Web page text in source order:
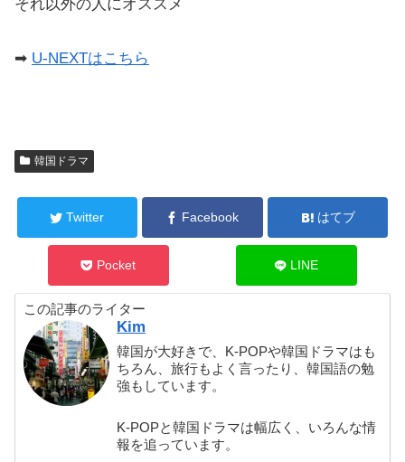
それ以外の人にオススメ
➡︎ U-NEXTはこちら
韓国ドラマ
Twitter Facebook はてブ
Pocket LINE
この記事のライター
Kim
韓国が大好きで、K-POPや韓国ドラマはも
ちろん、旅行もよく言ったり、韓国語の勉
強もしています。
K-POPと韓国ドラマは幅広く、いろんな情
報を追っています。